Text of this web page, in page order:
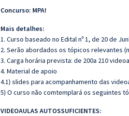
Concurso: MPA!
Mais detalhes:
1. Curso baseado no Edital nº 1, de 20 de
2. Serão abordados os tópicos relevantes
3. Carga horária prevista: de 200a 210
4. Material de apoio
4.1) slides para acompanhamento das
5) O curso não comtemplará os seguintes
VIDEOAULAS AUTOSSUFICIENTES: